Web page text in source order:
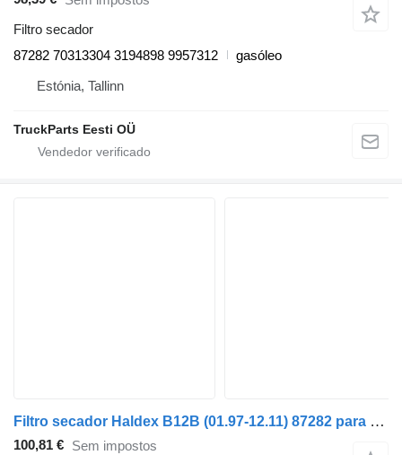
Filtro secador
87282 70313304 3194898 9957312
gasóleo
Estónia, Tallinn
TruckParts Eesti OÜ
Filtro secador Haldex B12B (01.97-12.11) 87282 para autocarro Volvo B6, B7, B9, B10, B12 bus (1978-2011)
100,81 € Sem impostos